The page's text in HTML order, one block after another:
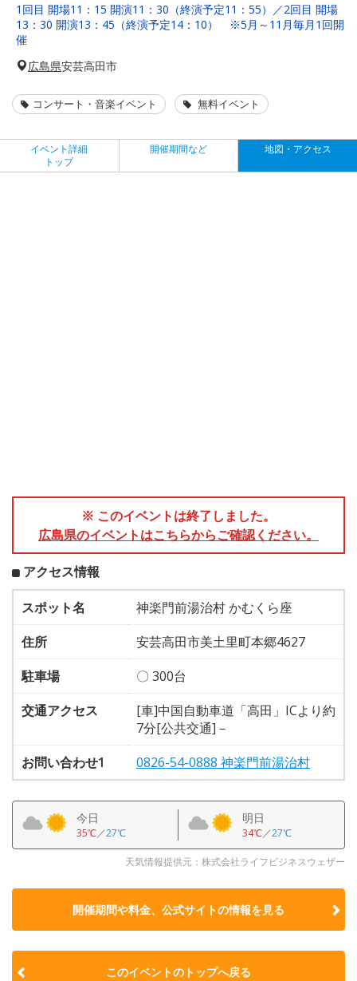
1回目 開場11：15 開演11：30（終演予定11：55）／2回目 開場
13：30 開演13：45（終演予定14：10） ※5月～11月毎月1回開
催
広島県安芸高田市
コンサート・音楽イベント 無料イベント
イベント詳細
トップ
開催期間など 地図・アクセス
※ このイベントは終了しました。
広島県のイベントはこちらからご確認ください。
アクセス情報
スポット名
神楽門前湯治村 かむくら座
住所
安芸高田市美土里町本郷4627
駐車場
〇 300台
交通アクセス
[車]中国自動車道「高田」ICより約
7分[公共交通]－
お問い合わせ1
0826-54-0888 神楽門前湯治村
今日
35℃／27℃
明日
34℃／27℃
天気情報提供元：株式会社ライフビジネスウェザー
開催期間や料金、公式サイトの情報を見る
このイベントのトップへ戻る